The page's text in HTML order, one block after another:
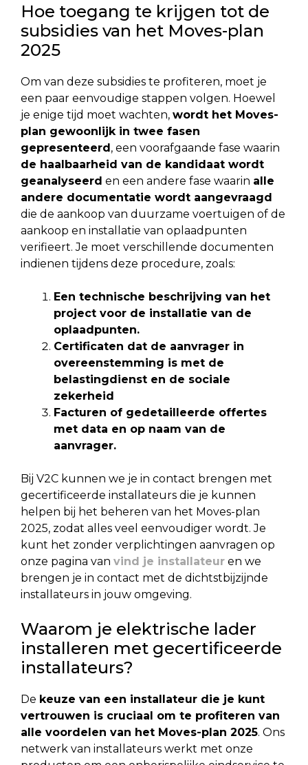
Hoe toegang te krijgen tot de
subsidies van het Moves-plan
2025
Om van deze subsidies te profiteren, moet je
een paar eenvoudige stappen volgen. Hoewel
je enige tijd moet wachten, wordt het Moves-
plan gewoonlijk in twee fasen
gepresenteerd, een voorafgaande fase waarin
de haalbaarheid van de kandidaat wordt
geanalyseerd en een andere fase waarin alle
andere documentatie wordt aangevraagd
die de aankoop van duurzame voertuigen of de
aankoop en installatie van oplaadpunten
verifieert. Je moet verschillende documenten
indienen tijdens deze procedure, zoals:
Een technische beschrijving van het
project voor de installatie van de
oplaadpunten.
Certificaten dat de aanvrager in
overeenstemming is met de
belastingdienst en de sociale
zekerheid
Facturen of gedetailleerde offertes
met data en op naam van de
aanvrager.
Bij V2C kunnen we je in contact brengen met
gecertificeerde installateurs die je kunnen
helpen bij het beheren van het Moves-plan
2025, zodat alles veel eenvoudiger wordt. Je
kunt het zonder verplichtingen aanvragen op
onze pagina van vind je installateur en we
brengen je in contact met de dichtstbijzijnde
installateurs in jouw omgeving.
Waarom je elektrische lader
installeren met gecertificeerde
installateurs?
De keuze van een installateur die je kunt
vertrouwen is cruciaal om te profiteren van
alle voordelen van het Moves-plan 2025. Ons
netwerk van installateurs werkt met onze